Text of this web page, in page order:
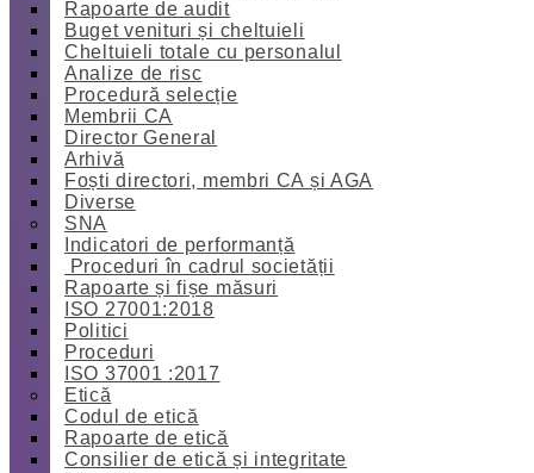
Rapoarte de audit
Buget venituri și cheltuieli
Cheltuieli totale cu personalul
Analize de risc
Procedură selecție
Membrii CA
Director General
Arhivă
Foști directori, membri CA și AGA
Diverse
SNA
Indicatori de performanță
Proceduri în cadrul societății
Rapoarte și fișe măsuri
ISO 27001:2018
Politici
Proceduri
ISO 37001 :2017
Etică
Codul de etică
Rapoarte de etică
Consilier de etică și integritate